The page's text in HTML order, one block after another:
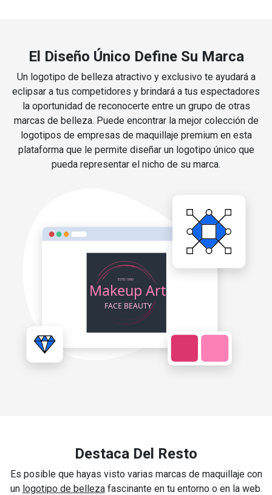
El Diseño Único Define Su Marca
Un logotipo de belleza atractivo y exclusivo te ayudará a
eclipsar a tus competidores y brindará a tus espectadores
la oportunidad de reconocerte entre un grupo de otras
marcas de belleza. Puede encontrar la mejor colección de
logotipos de empresas de maquillaje premium en esta
plataforma que le permite diseñar un logotipo único que
pueda representar el nicho de su marca.
Destaca Del Resto
Es posible que hayas visto varias marcas de maquillaje con
un logotipo de bellezafascinante en tu entorno o en la web.